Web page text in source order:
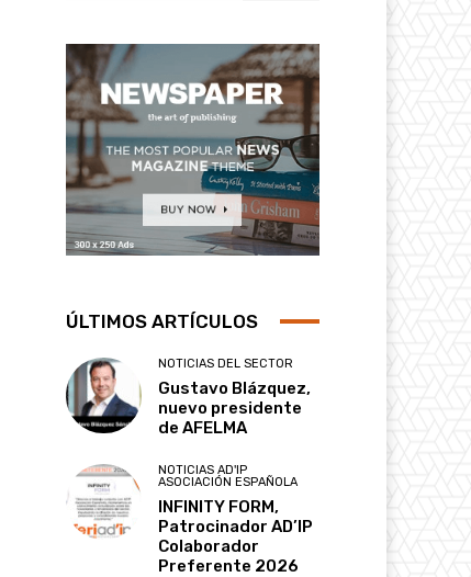
ÚLTIMOS ARTÍCULOS
NOTICIAS DEL SECTOR
Gustavo Blázquez,
nuevo presidente
de AFELMA
NOTICIAS AD'IP
ASOCIACIÓN ESPAÑOLA
INFINITY FORM,
Patrocinador AD’IP
Colaborador
Preferente 2026